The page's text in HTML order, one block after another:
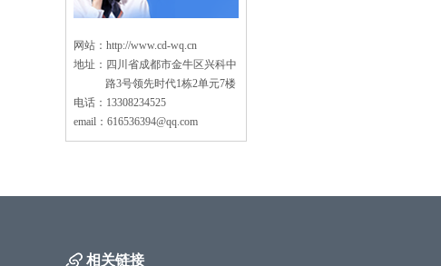
塔吊机防碰撞安全监测系
老旧小区监控系统工程安
装
高空抛物监控安装方案
智慧车棚安防监控系统安
装
学校监控安装方案
萤石1080P200万高清云台网络摄像机
西数紫盘 高速安防监控专用硬盘2T/4T/6T/8T监控录像存储专用
网站： http://www.cd-wq.cn
地址：四川省成都市金牛区兴科中
路3号领先时代1栋2单元7楼
电话：13308234525
email：616536394@qq.com
相关链接